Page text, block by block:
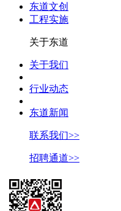
东道文创
工程实施
关于东道
关于我们
行业动态
东道新闻
联系我们>>
招聘通道>>